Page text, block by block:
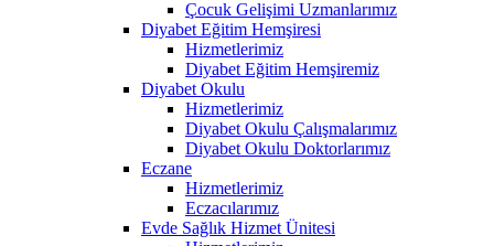
Çocuk Gelişimi Uzmanlarımız
Diyabet Eğitim Hemşiresi
Hizmetlerimiz
Diyabet Eğitim Hemşiremiz
Diyabet Okulu
Hizmetlerimiz
Diyabet Okulu Çalışmalarımız
Diyabet Okulu Doktorlarımız
Eczane
Hizmetlerimiz
Eczacılarımız
Evde Sağlık Hizmet Ünitesi